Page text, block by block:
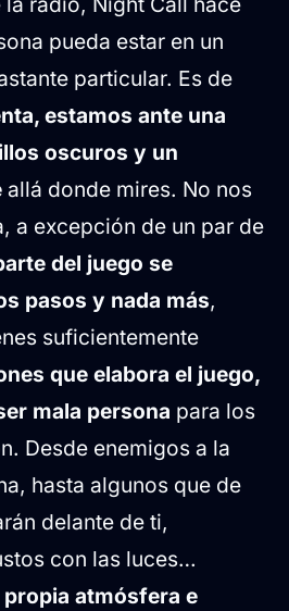
pueda estar en un
particular. Es de
estamos ante una
oscuros y un
allá donde mires. No nos
a excepción de un par de
del juego se
pasos y nada más,
suficientemente
que elabora el juego,
mala persona para los
Desde enemigos a la
hasta algunos que de
delante de ti,
con las luces…
atmósfera e